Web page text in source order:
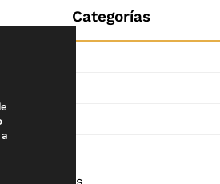
Categorías